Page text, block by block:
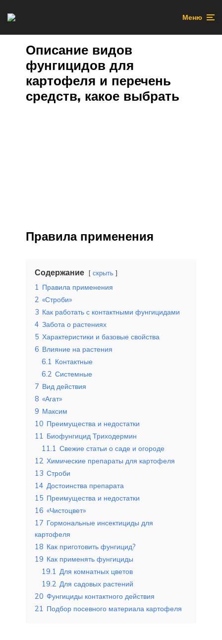
Меню
Описание видов
фунгицидов для
картофеля и перечень
средств, какое выбрать
Правила применения
Содержание скрыть
1 Правила применения
2 «Строби»
3 Как работать с контактными фунгицидами
4 Забота о растениях
5 Характеристики и базовые свойства
6 Влияние на растения
6.1 Контактные
6.2 Системные
7 Вид действия
8 «Агат»
9 Максим
10 Преимущества и недостатки
11 Биофунгицид Триходермин
11.1 Свежие статьи о саде и огороде
12 Химические препараты для картофеля
13 Строби
14 Достоинства препарата
15 Преимущества и недостатки
16 «Чистоцвет»
17 Гормональные инсектициды для
картофеля
18 Как приготовить фунгицид?
19 Как применять фунгициды
19.1 Для комнатных цветов
19.2 Для садовых растений
20 Фунгициды контактного действия
21 Подбор посевного материала картофеля